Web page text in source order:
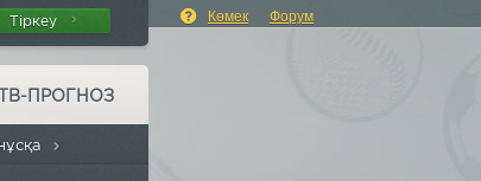
Көмек Форум
Тіркеу
ПРОГНОЗ